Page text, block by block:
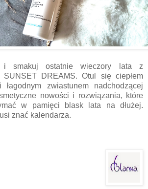
i smakuj ostatnie wieczory lata z
DREAMS. Otul się ciepłem
łagodnym zwiastunem nadchodzącej
nowości i rozwiązania, które
w pamięci blask lata na dłużej.
znać kalendarza.